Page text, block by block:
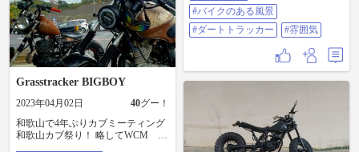
Grasstracker BIGBOY
2023年04月02日 40グー！
和歌山で4年ぶりカブミーティング
和歌山カブ祭り！ 略してWCM 4
したTWもアリだなぁーと、我なが
らに実感しました👍 今まで使って
いた、70年代のBELL MOTO3にバ
カのオフローダーらしくなったの
で、これも正解ってことで・・・☝️
#バイクのある風景
#ダートトラッカー
#雰囲気